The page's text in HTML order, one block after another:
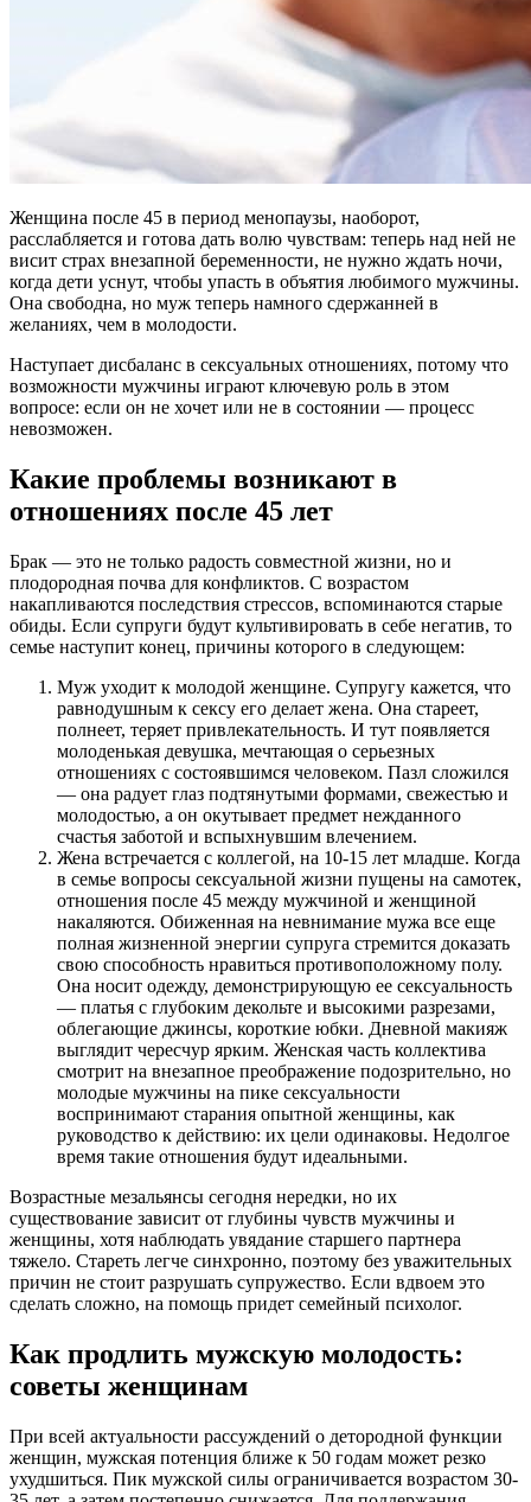
Женщина после 45 в период менопаузы, наоборот,
расслабляется и готова дать волю чувствам: теперь над ней не
висит страх внезапной беременности, не нужно ждать ночи,
когда дети уснут, чтобы упасть в объятия любимого мужчины.
Она свободна, но муж теперь намного сдержанней в
желаниях, чем в молодости.
Наступает дисбаланс в сексуальных отношениях, потому что
возможности мужчины играют ключевую роль в этом
вопросе: если он не хочет или не в состоянии — процесс
невозможен.
Какие проблемы возникают в
отношениях после 45 лет
Брак — это не только радость совместной жизни, но и
плодородная почва для конфликтов. С возрастом
накапливаются последствия стрессов, вспоминаются старые
обиды. Если супруги будут культивировать в себе негатив, то
семье наступит конец, причины которого в следующем:
Муж уходит к молодой женщине. Супругу кажется, что
равнодушным к сексу его делает жена. Она стареет,
полнеет, теряет привлекательность. И тут появляется
молоденькая девушка, мечтающая о серьезных
отношениях с состоявшимся человеком. Пазл сложился
— она радует глаз подтянутыми формами, свежестью и
молодостью, а он окутывает предмет нежданного
счастья заботой и вспыхнувшим влечением.
Жена встречается с коллегой, на 10-15 лет младше. Когда
в семье вопросы сексуальной жизни пущены на самотек,
отношения после 45 между мужчиной и женщиной
накаляются. Обиженная на невнимание мужа все еще
полная жизненной энергии супруга стремится доказать
свою способность нравиться противоположному полу.
Она носит одежду, демонстрирующую ее сексуальность
— платья с глубоким декольте и высокими разрезами,
облегающие джинсы, короткие юбки. Дневной макияж
выглядит чересчур ярким. Женская часть коллектива
смотрит на внезапное преображение подозрительно, но
молодые мужчины на пике сексуальности
воспринимают старания опытной женщины, как
руководство к действию: их цели одинаковы. Недолгое
время такие отношения будут идеальными.
Возрастные мезальянсы сегодня нередки, но их
существование зависит от глубины чувств мужчины и
женщины, хотя наблюдать увядание старшего партнера
тяжело. Стареть легче синхронно, поэтому без уважительных
причин не стоит разрушать супружество. Если вдвоем это
сделать сложно, на помощь придет семейный психолог.
Как продлить мужскую молодость:
советы женщинам
При всей актуальности рассуждений о детородной функции
женщин, мужская потенция ближе к 50 годам может резко
ухудшиться. Пик мужской силы ограничивается возрастом 30-